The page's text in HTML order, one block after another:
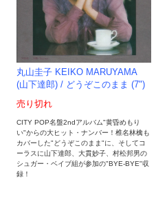
丸山圭子 KEIKO MARUYAMA
(山下達郎) / どうぞこのまま (7")
売り切れ
CITY POP名盤2ndアルバム"黄昏めもり
い"からの大ヒット・ナンバー！椎名林檎も
カバーした"どうぞこのまま"に、そしてコ
ーラスに山下達郎、大貫妙子、村松邦男の
シュガー・ベイブ組が参加の"BYE-BYE"収
録！